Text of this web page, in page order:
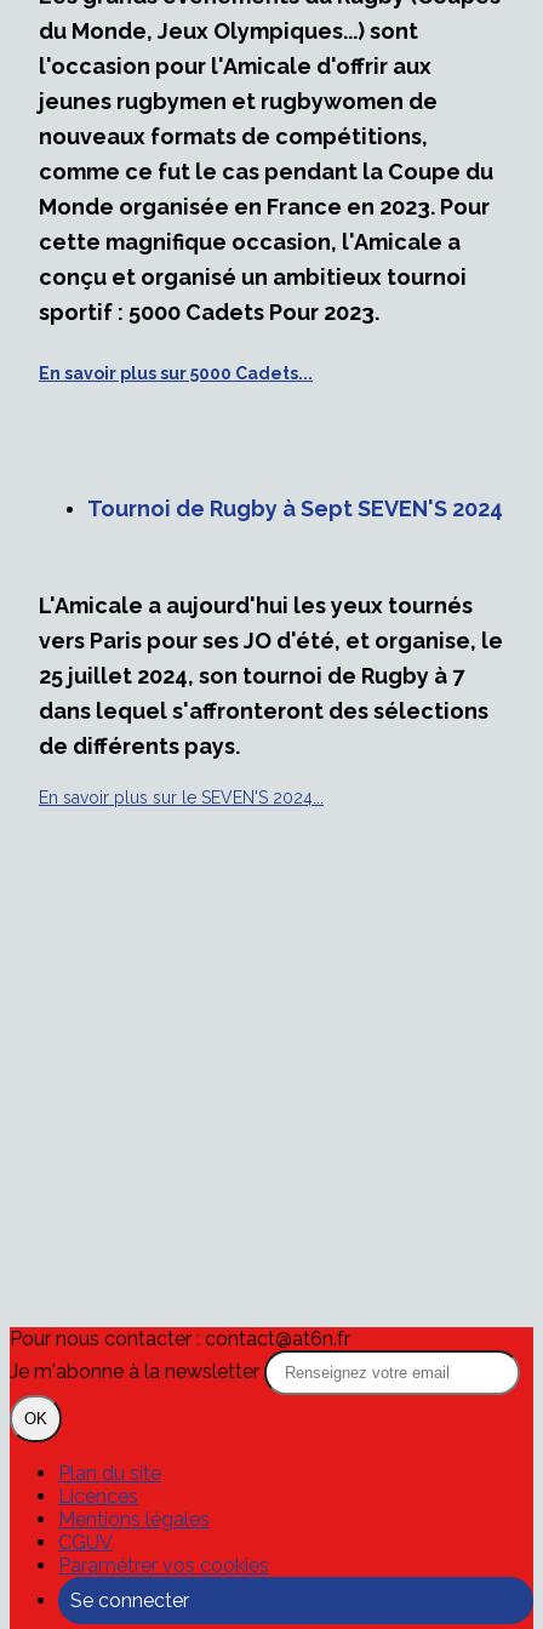
du Monde, Jeux Olympiques...) sont
l'occasion pour l'Amicale d'offrir aux
jeunes rugbymen et rugbywomen de
nouveaux formats de compétitions,
comme ce fut le cas pendant la Coupe du
Monde organisée en France en 2023. Pour
cette magnifique occasion, l'Amicale a
conçu et organisé un ambitieux tournoi
sportif : 5000 Cadets Pour 2023.
En savoir plus sur 5000 Cadets...
Tournoi de Rugby à Sept SEVEN'S 2024
L'Amicale a aujourd'hui les yeux tournés
vers Paris pour ses JO d'été, et organise, le
25 juillet 2024, son tournoi de Rugby à 7
dans lequel s'affronteront des sélections
de différents pays.
En savoir plus sur le SEVEN'S 2024...
Pour nous contacter : contact@at6n.fr
Je m'abonne à la newsletter
OK
Plan du site
Licences
Mentions légales
CGUV
Paramétrer vos cookies
Se connecter